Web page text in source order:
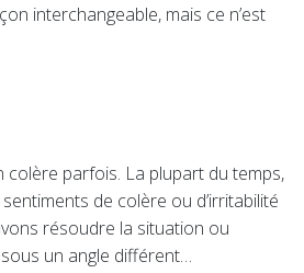
interchangeable, mais ce n’est
parfois. La plupart du temps,
de colère ou d’irritabilité
résoudre la situation ou
un angle différent…